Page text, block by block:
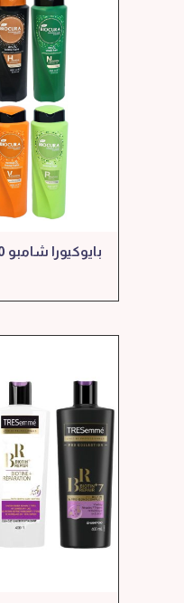
بايوكيورا شامبو 650 مل متنوع